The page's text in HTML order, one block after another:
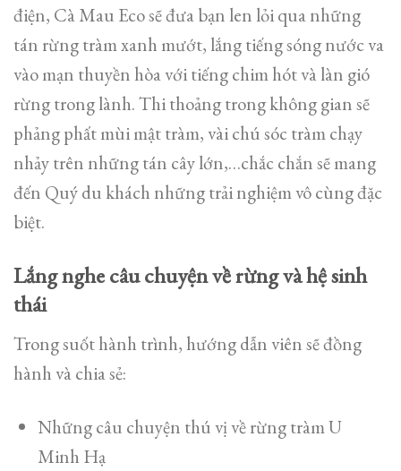
điện, Cà Mau Eco sẽ đưa bạn len lỏi qua những
tán rừng tràm xanh mướt, lắng tiếng sóng nước va
vào mạn thuyền hòa với tiếng chim hót và làn gió
rừng trong lành. Thi thoảng trong không gian sẽ
phảng phất mùi mật tràm, vài chú sóc tràm chạy
nhảy trên những tán cây lớn,…chắc chắn sẽ mang
đến Quý du khách những trải nghiệm vô cùng đặc
biệt.
Lắng nghe câu chuyện về rừng và hệ sinh
thái
Trong suốt hành trình, hướng dẫn viên sẽ đồng
hành và chia sẻ:
Những câu chuyện thú vị về rừng tràm U
Minh Hạ